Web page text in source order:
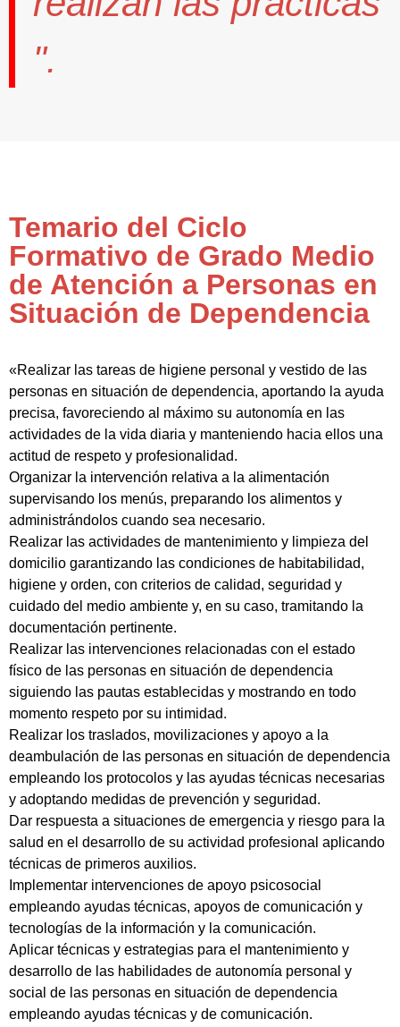
".
Temario del Ciclo
Formativo de Grado Medio
de Atención a Personas en
Situación de Dependencia
«Realizar las tareas de higiene personal y vestido de las
personas en situación de dependencia, aportando la ayuda
precisa, favoreciendo al máximo su autonomía en las
actividades de la vida diaria y manteniendo hacia ellos una
actitud de respeto y profesionalidad.
Organizar la intervención relativa a la alimentación
supervisando los menús, preparando los alimentos y
administrándolos cuando sea necesario.
Realizar las actividades de mantenimiento y limpieza del
domicilio garantizando las condiciones de habitabilidad,
higiene y orden, con criterios de calidad, seguridad y
cuidado del medio ambiente y, en su caso, tramitando la
documentación pertinente.
Realizar las intervenciones relacionadas con el estado
físico de las personas en situación de dependencia
siguiendo las pautas establecidas y mostrando en todo
momento respeto por su intimidad.
Realizar los traslados, movilizaciones y apoyo a la
deambulación de las personas en situación de dependencia
empleando los protocolos y las ayudas técnicas necesarias
y adoptando medidas de prevención y seguridad.
Dar respuesta a situaciones de emergencia y riesgo para la
salud en el desarrollo de su actividad profesional aplicando
técnicas de primeros auxilios.
Implementar intervenciones de apoyo psicosocial
empleando ayudas técnicas, apoyos de comunicación y
tecnologías de la información y la comunicación.
Aplicar técnicas y estrategias para el mantenimiento y
desarrollo de las habilidades de autonomía personal y
social de las personas en situación de dependencia
empleando ayudas técnicas y de comunicación.